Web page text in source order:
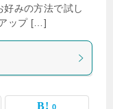
みの方法で試し
ップ […]
0